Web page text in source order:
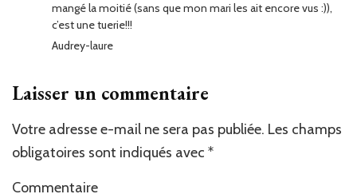
mangé la moitié (sans que mon mari les ait encore vus :)),
c’est une tuerie!!!
Audrey-laure
Laisser un commentaire
Votre adresse e-mail ne sera pas publiée. Les champs
obligatoires sont indiqués avec *
Commentaire